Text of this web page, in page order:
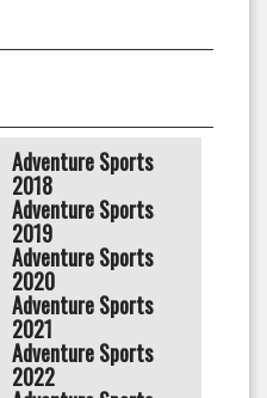
Adventure Sports
2018
Adventure Sports
2019
Adventure Sports
2020
Adventure Sports
2021
Adventure Sports
2022